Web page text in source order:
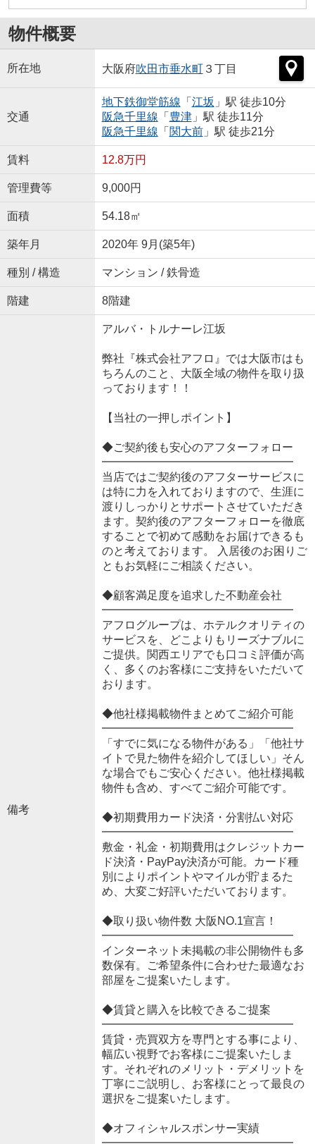
物件概要
所在地 大阪府吹田市垂水町３丁目
交通
地下鉄御堂筋線 「 江坂 」駅 徒歩10分
阪急千里線 「 豊津」駅 徒歩11分
阪急千里線 「 関大前」駅 徒歩21分
賃料 12.8万円
管理費等 9,000円
面積 54.18㎡
築年月 2020年 9月(築5年)
種別 / 構造 マンション / 鉄骨造
階建 8階建
備考
アルバ・トルナーレ江坂
弊社『株式会社アフロ』では大阪市はも
ちろんのこと、大阪全域の物件を取り扱
っております！！
【当社の一押しポイント】
◆ご契約後も安心のアフターフォロー
━━━━━━━━━━━━━━━━━
当店ではご契約後のアフターサービスに
は特に力を入れておりますので、生涯に
渡りしっかりとサポートさせていただき
ます。契約後のアフターフォローを徹底
することで初めて感動をお届けできるも
のと考えております。 入居後のお困りご
ともお気軽にご相談ください。
◆顧客満足度を追求した不動産会社
━━━━━━━━━━━━━━━━━
アフログループは、ホテルクオリティの
サービスを、どこよりもリーズナブルに
ご提供。関西エリアでも口コミ評価が高
く、多くのお客様にご支持をいただいて
おります。
◆他社様掲載物件まとめてご紹介可能
━━━━━━━━━━━━━━━━━
「すでに気になる物件がある」「他社サ
イトで見た物件を紹介してほしい」そん
な場合でもご安心ください。他社様掲載
物件も含め、すべてご紹介可能です。
◆初期費用カード決済・分割払い対応
━━━━━━━━━━━━━━━━━
敷金・礼金・初期費用はクレジットカー
ド決済・PayPay決済が可能。カード種
別によりポイントやマイルが貯まるた
め、大変ご好評いただいております。
◆取り扱い物件数 大阪NO.1宣言！
━━━━━━━━━━━━━━━━━
インターネット未掲載の非公開物件も多
数保有。ご希望条件に合わせた最適なお
部屋をご提案いたします。
◆賃貸と購入を比較できるご提案
━━━━━━━━━━━━━━━━━
賃貸・売買双方を専門とする事により、
幅広い視野でお客様にご提案いたしま
す。それぞれのメリット・デメリットを
丁寧にご説明し、お客様にとって最良の
選択をご提案いたします。
◆オフィシャルスポンサー実績